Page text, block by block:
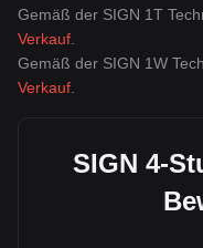
Gemäß der SIGN 1T
Verkauf
Gemäß der SIGN 1W
Verkauf
SIGN 4-